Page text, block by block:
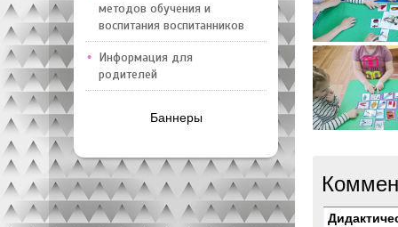
методов обучения и
воспитания воспитанников
Информация для
родителей
Баннеры